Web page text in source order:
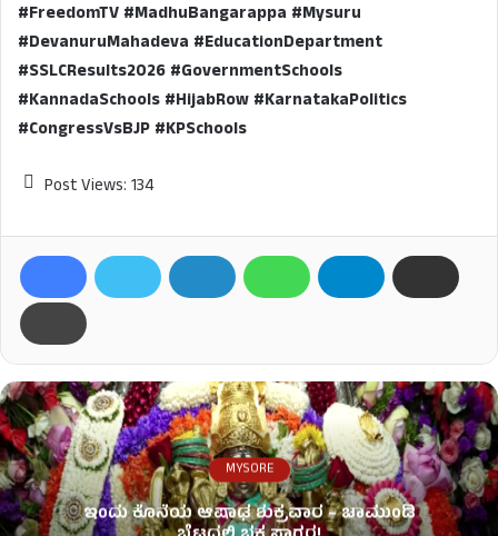
#FreedomTV #MadhuBangarappa #Mysuru
#DevanuruMahadeva #EducationDepartment
#SSLCResults2026 #GovernmentSchools
#KannadaSchools #HijabRow #KarnatakaPolitics
#CongressVsBJP #KPSchools
Post Views: 134
MYSORE
ಇಂದು ಕೊನೆಯ ಆಷಾಢ ಶುಕ್ರವಾರ – ಚಾಮುಂಡಿ